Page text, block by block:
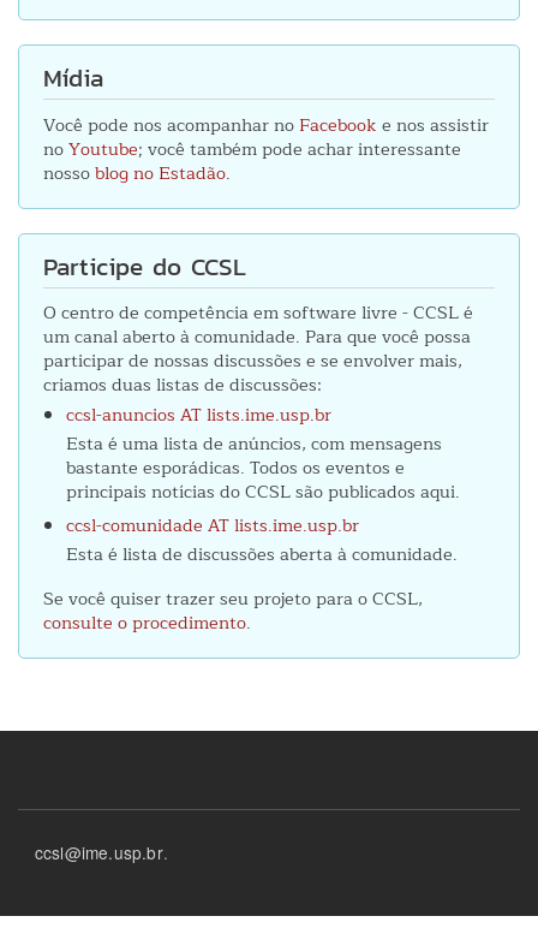
Mídia
Você pode nos acompanhar no Facebook e nos assistir
noYoutube; você também pode achar interessante
nossoblog no Estadão.
Participe do CCSL
O centro de competência em software livre - CCSL é
um canal aberto à comunidade. Para que você possa
participar de nossas discussões e se envolver mais,
criamos duas listas de discussões:
ccsl-anuncios AT lists.ime.usp.br
Esta é uma lista de anúncios, com mensagens
bastante esporádicas. Todos os eventos e
principais notícias do CCSL são publicados aqui.
ccsl-comunidade AT lists.ime.usp.br
Esta é lista de discussões aberta à comunidade.
Se você quiser trazer seu projeto para o CCSL,
consulte o procedimento.
Footer
menu
ccsl@ime.usp.br.